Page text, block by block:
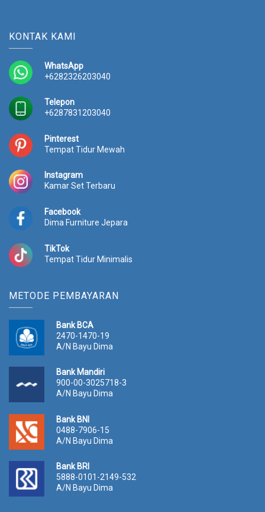
KONTAK KAMI
WhatsApp
+6282326203040
Telepon
+6287831203040
Pinterest
Tempat Tidur Mewah
Instagram
Kamar Set Terbaru
Facebook
Dima Furniture Jepara
TikTok
Tempat Tidur Minimalis
METODE PEMBAYARAN
Bank BCA
2470-1470-19
A/N Bayu Dima
Bank Mandiri
900-00-3025718-3
A/N Bayu Dima
Bank BNI
0488-7906-15
A/N Bayu Dima
Bank BRI
5888-0101-2149-532
A/N Bayu Dima